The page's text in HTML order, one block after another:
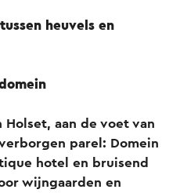
heuvels en
aan de voet van
parel: Domein
hotel en bruisend
wijngaarden en